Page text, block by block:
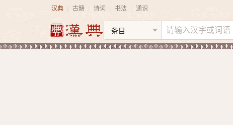
汉典 古籍 诗词 书法 通识